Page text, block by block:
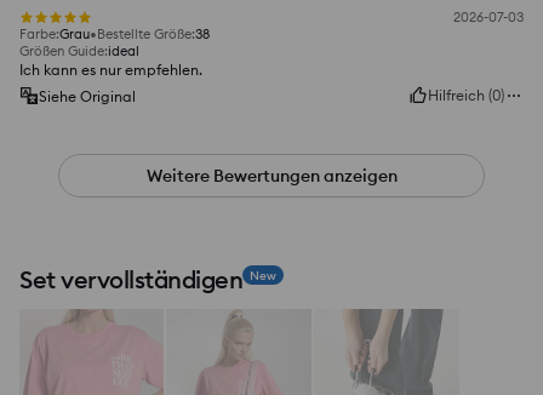
2026-07-03
Farbe:Grau Bestellte Größe:38
Größen Guide:ideal
Ich kann es nur empfehlen.
Siehe Original
Hilfreich (0)
Weitere Bewertungen anzeigen
Set vervollständigen New